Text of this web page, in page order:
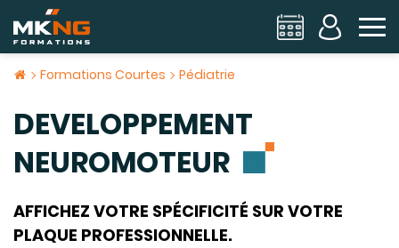
Formations Courtes Pédiatrie
DEVELOPPEMENT
NEUROMOTEUR
AFFICHEZ VOTRE SPÉCIFICITÉ SUR VOTRE
PLAQUE PROFESSIONNELLE.